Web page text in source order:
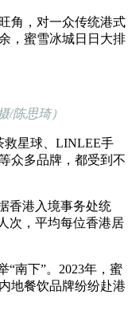
角，对一众传统港式
，蜜雪冰城日日大排
/陈思琦）
救星球、LINLEE手
众多品牌，都受到不
香港入境事务处统
次，平均每位香港居
“南下”。2023年，蜜
地餐饮品牌纷纷赴港